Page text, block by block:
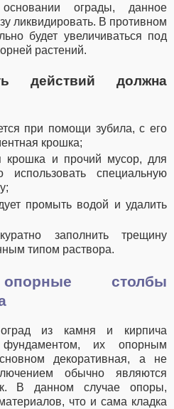
ограды, данное
ликвидировать. В противном
будет увеличиваться под
растений.
действий должна
при помощи зубила, с его
крошка;
крошка и прочий мусор, для
использовать специальную
промыть водой и удалить
заполнить трещину
типом раствора.
столбы
из камня и кирпича
их опорным
декоративная, а не
обычно являются
В данном случае опоры,
что и сама кладка